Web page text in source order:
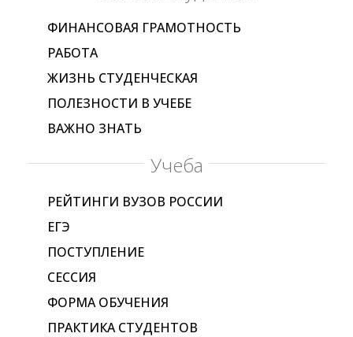
ФИНАНСОВАЯ ГРАМОТНОСТЬ
РАБОТА
ЖИЗНЬ СТУДЕНЧЕСКАЯ
ПОЛЕЗНОСТИ В УЧЕБЕ
ВАЖНО ЗНАТЬ
Учеба
РЕЙТИНГИ ВУЗОВ РОССИИ
ЕГЭ
ПОСТУПЛЕНИЕ
СЕССИЯ
ФОРМА ОБУЧЕНИЯ
ПРАКТИКА СТУДЕНТОВ